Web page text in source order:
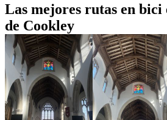
Las mejores rutas en
de Cookley